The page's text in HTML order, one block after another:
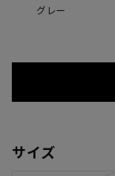
グレー
サイズ